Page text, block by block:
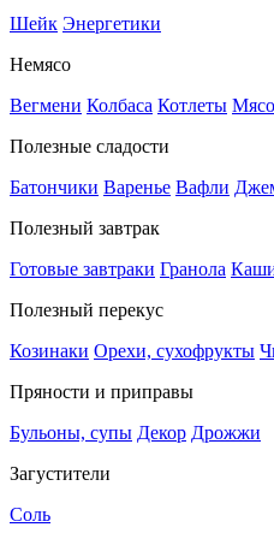
Шейк Энергетики
Немясо
Вегмени Колбаса Котлеты
Полезные сладости
Батончики Варенье Вафли
Полезный завтрак
Готовые завтраки Гранола
Полезный перекус
Козинаки Орехи, сухофрукты
Пряности и приправы
Бульоны, супы Декор Дрожжи
Загустители
Соль